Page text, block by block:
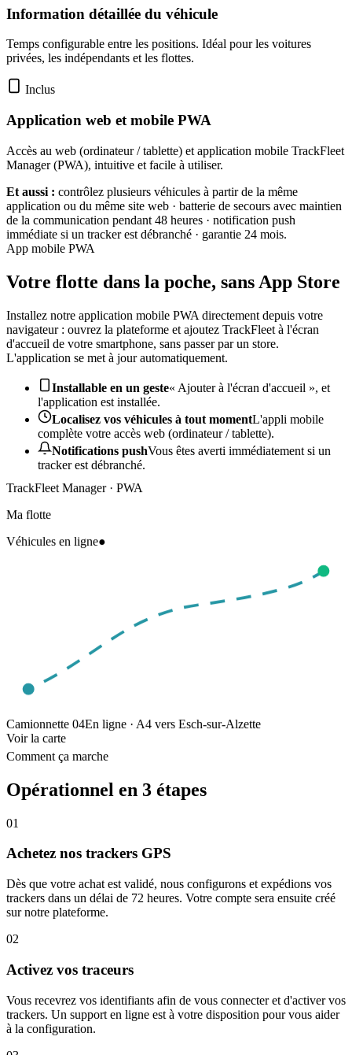
Information détaillée du véhicule
Temps configurable entre les positions. Idéal pour les voitures
privées, les indépendants et les flottes.
Inclus
Application web et mobile PWA
Accès au web (ordinateur / tablette) et application mobile TrackFleet
Manager (PWA), intuitive et facile à utiliser.
Et aussi : contrôlez plusieurs véhicules à partir de la même
application ou du même site web · batterie de secours avec maintien
de la communication pendant 48 heures · notification push
immédiate si un tracker est débranché · garantie 24 mois.
App mobile PWA
Votre flotte dans la poche, sans App Store
Installez notre application mobile PWA directement depuis votre
navigateur : ouvrez la plateforme et ajoutez TrackFleet à l'écran
d'accueil de votre smartphone, sans passer par un store.
L'application se met à jour automatiquement.
Installable en un geste« Ajouter à l'écran d'accueil », et
l'application est installée.
Localisez vos véhicules à tout momentL'appli mobile
complète votre accès web (ordinateur / tablette).
Notifications pushVous êtes averti immédiatement si un
tracker est débranché.
TrackFleet Manager · PWA
Ma flotte
Véhicules en ligne●
Camionnette 04En ligne · A4 vers Esch-sur-Alzette
Voir la carte
Comment ça marche
Opérationnel en 3 étapes
01
Achetez nos trackers GPS
Dès que votre achat est validé, nous configurons et expédions vos
trackers dans un délai de 72 heures. Votre compte sera ensuite créé
sur notre plateforme.
02
Activez vos traceurs
Vous recevrez vos identifiants afin de vous connecter et d'activer vos
trackers. Un support en ligne est à votre disposition pour vous aider
à la configuration.